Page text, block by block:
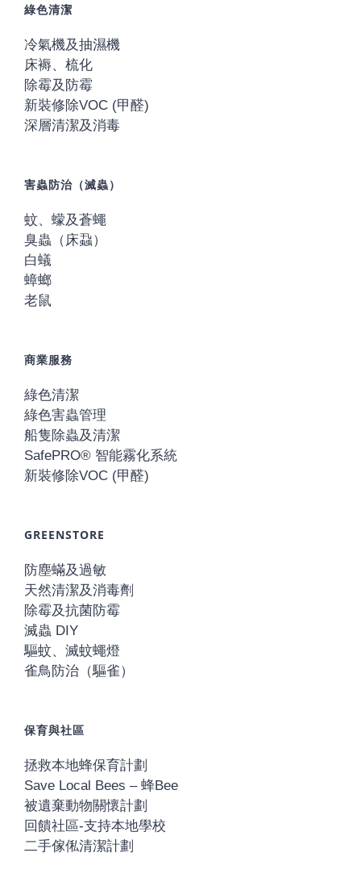
綠色清潔
冷氣機及抽濕機
床褥、梳化
除霉及防霉
新裝修除VOC (甲醛)
深層清潔及消毒
害蟲防治（滅蟲）
蚊、蠓及蒼蠅
臭蟲（床蝨）
白蟻
蟑螂
老鼠
商業服務
綠色清潔
綠色害蟲管理
船隻除蟲及清潔
SafePRO® 智能霧化系統
新裝修除VOC (甲醛)
GREENSTORE
防塵蟎及過敏
天然清潔及消毒劑
除霉及抗菌防霉
滅蟲 DIY
驅蚊、滅蚊蠅燈
雀鳥防治（驅雀）
保育與社區
拯救本地蜂保育計劃
Save Local Bees – 蜂Bee
被遺棄動物關懷計劃
回饋社區-支持本地學校
二手傢俬清潔計劃